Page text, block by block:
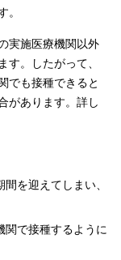
。
実施医療機関以外
す。したがって、
でも接種できると
があります。詳し
を迎えてしまい、
関で接種するように